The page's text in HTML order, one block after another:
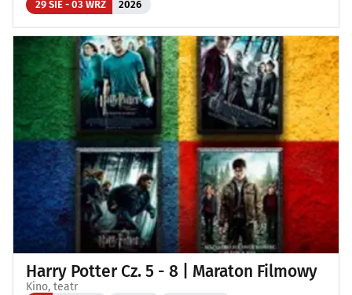
29 SIE - 03 WRZ 2026
Harry Potter Cz. 5 - 8 | Maraton Filmowy
Kino, teatr